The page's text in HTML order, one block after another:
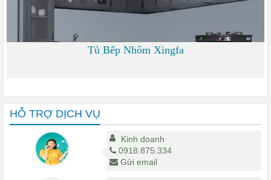
Tủ Bếp Nhôm Xingfa
0
HỖ TRỢ DỊCH VỤ
Kinh doanh
0918.875.334
Gửi email